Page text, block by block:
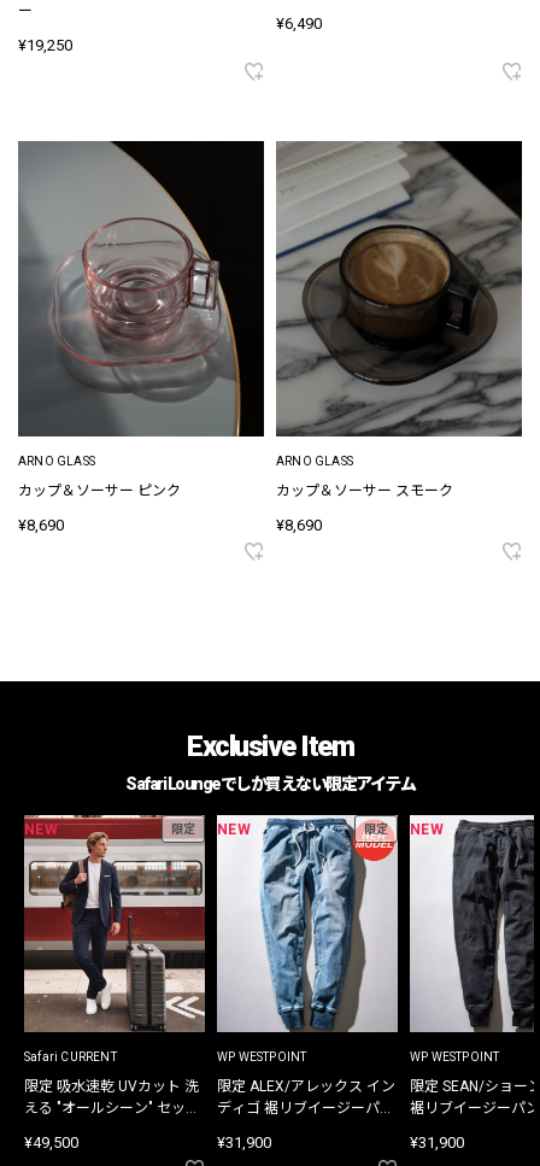
ー
¥19,250
¥6,490
ARNO GLASS
カップ＆ソーサー ピンク
¥8,690
ARNO GLASS
カップ＆ソーサー スモーク
¥8,690
Exclusive Item
Safari Loungeでしか買えない限定アイテム
NEW 限定
Safari CURRENT
限定 吸水速乾 UVカット 洗
える "オールシーン" セット
¥49,500
NEW 限定
WP WESTPOINT
限定 ALEX/アレックス イン
ディゴ 裾リブイージーパン
¥31,900
NEW
WP WESTPOINT
限定 SEAN/ショー
裾リブイージーパ
¥31,900